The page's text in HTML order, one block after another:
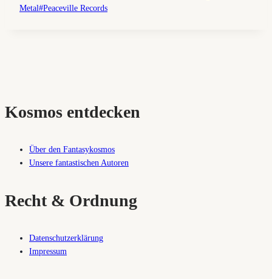
Metal#Peaceville Records
Kosmos entdecken
Über den Fantasykosmos
Unsere fantastischen Autoren
Recht & Ordnung
Datenschutzerklärung
Impressum